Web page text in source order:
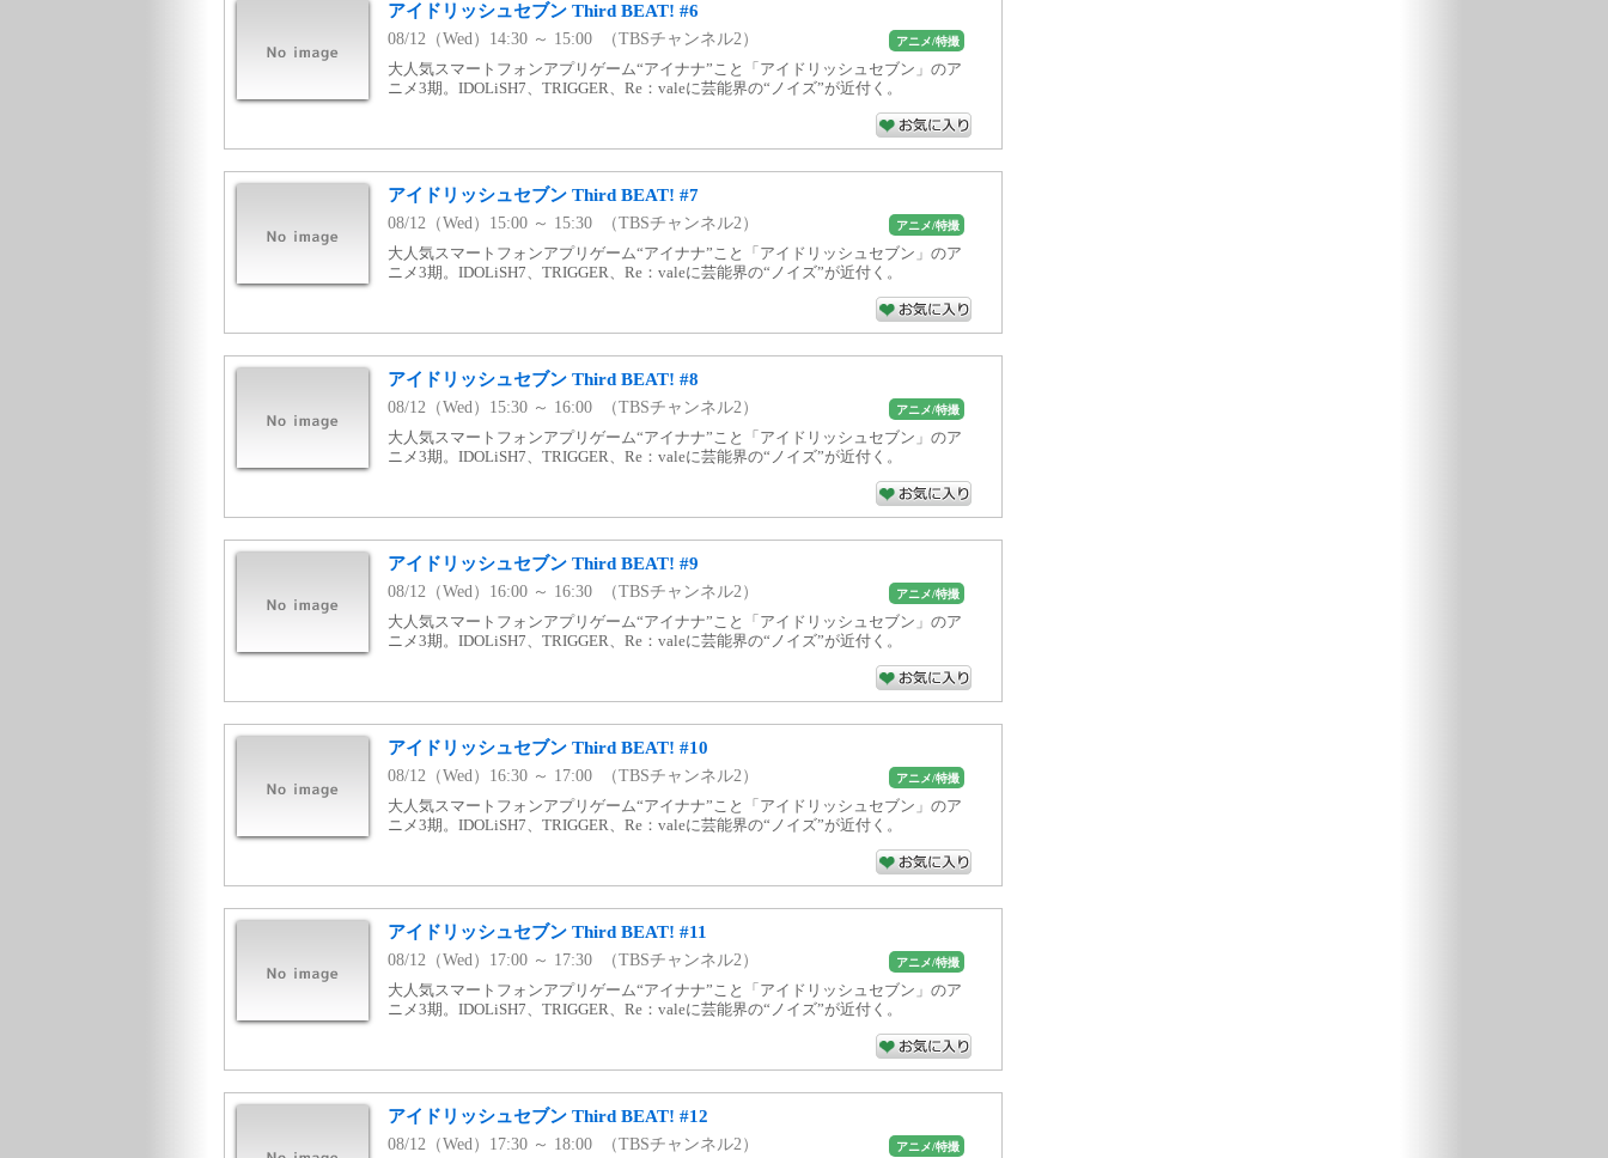
アイドリッシュセブン Third BEAT! #6
08/12（Wed）14:30 ～ 15:00 （TBSチャンネル2） アニメ/特撮
大人気スマートフォンアプリゲーム“アイナナ”こと「アイドリッシュセブン」のア
ニメ3期。IDOLiSH7、TRIGGER、Re：valeに芸能界の“ノイズ”が近付く。
アイドリッシュセブン Third BEAT! #7
08/12（Wed）15:00 ～ 15:30 （TBSチャンネル2） アニメ/特撮
大人気スマートフォンアプリゲーム“アイナナ”こと「アイドリッシュセブン」のア
ニメ3期。IDOLiSH7、TRIGGER、Re：valeに芸能界の“ノイズ”が近付く。
アイドリッシュセブン Third BEAT! #8
08/12（Wed）15:30 ～ 16:00 （TBSチャンネル2） アニメ/特撮
大人気スマートフォンアプリゲーム“アイナナ”こと「アイドリッシュセブン」のア
ニメ3期。IDOLiSH7、TRIGGER、Re：valeに芸能界の“ノイズ”が近付く。
アイドリッシュセブン Third BEAT! #9
08/12（Wed）16:00 ～ 16:30 （TBSチャンネル2） アニメ/特撮
大人気スマートフォンアプリゲーム“アイナナ”こと「アイドリッシュセブン」のア
ニメ3期。IDOLiSH7、TRIGGER、Re：valeに芸能界の“ノイズ”が近付く。
アイドリッシュセブン Third BEAT! #10
08/12（Wed）16:30 ～ 17:00 （TBSチャンネル2） アニメ/特撮
大人気スマートフォンアプリゲーム“アイナナ”こと「アイドリッシュセブン」のア
ニメ3期。IDOLiSH7、TRIGGER、Re：valeに芸能界の“ノイズ”が近付く。
アイドリッシュセブン Third BEAT! #11
08/12（Wed）17:00 ～ 17:30 （TBSチャンネル2） アニメ/特撮
大人気スマートフォンアプリゲーム“アイナナ”こと「アイドリッシュセブン」のア
ニメ3期。IDOLiSH7、TRIGGER、Re：valeに芸能界の“ノイズ”が近付く。
アイドリッシュセブン Third BEAT! #12
08/12（Wed）17:30 ～ 18:00 （TBSチャンネル2） アニメ/特撮